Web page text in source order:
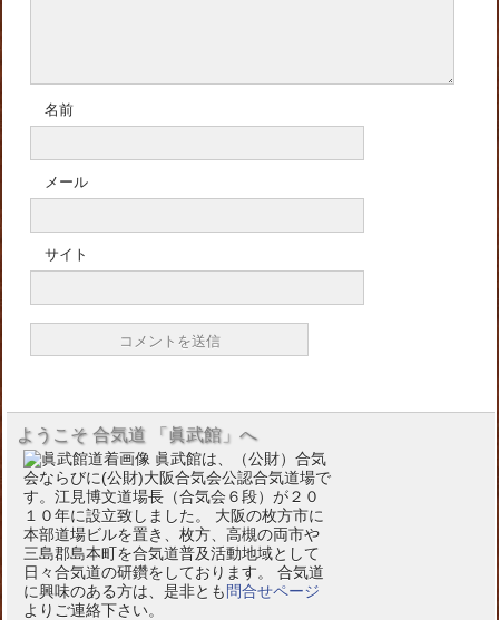
名前
メール
サイト
ようこそ 合気道 「眞武館」へ
眞武館は、（公財）合気
会ならびに(公財)大阪合気会公認合気道場で
す。江見博文道場長（合気会６段）が２０
１０年に設立致しました。 大阪の枚方市に
本部道場ビルを置き、枚方、高槻の両市や
三島郡島本町を合気道普及活動地域として
日々合気道の研鑽をしております。 合気道
に興味のある方は、是非とも 問合せページ
よりご連絡下さい。